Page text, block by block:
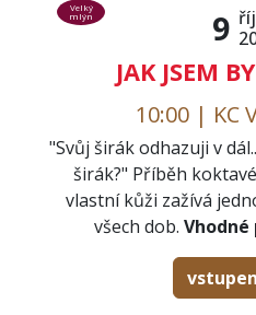
9
JAK JSEM
Velký
mlýn
10:00 | KC
"Svůj širák odhazuji v
širák?" Příběh
vlastní kůži zažívá
všech dob.